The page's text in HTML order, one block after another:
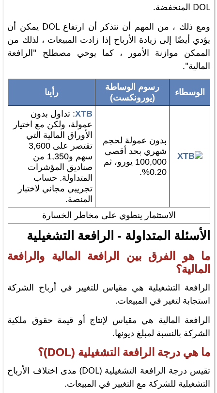
DOL المنخفضة.
ومع ذلك ، من المهم أن نتذكر أن ارتفاع DOL يمكن أن
يؤدي أيضًا إلى زيادة الأرباح إذا زادت المبيعات ، لذلك من
الممكن موازنة الأمور ، كما يوحي مصطلح "الرافعة
المالية".
الوسطاء
رسوم الوساطة
(يورونكست)
رأينا
بدون عمولة لحجم
شهري بحد أقصى
100,000 يورو، ثم
0.20%.
XTB: تداول بدون
عمولة، ولكن مع اختيار
الأوراق المالية التي
تقتصر على 3,600
سهم و1,350 من
صناديق المؤشرات
المتداولة. حساب
تجريبي مجاني لاختبار
المنصة.
الاستثمار ينطوي على مخاطر الخسارة
الأسئلة المتداولة - الرافعة التشغيلية
ما هو الفرق بين الرافعة المالية والرافعة
المالية؟
الرافعة التشغيلية هي مقياس للتغيير في أرباح الشركة
استجابة لتغير في المبيعات.
الرافعة المالية هي مقياس لإنتاج أو قيمة حقوق ملكية
الشركة بالنسبة لمبلغ ديونها.
ما هي درجة الرافعة التشغيلية (DOL)؟
تقيس درجة الرافعة التشغيلية (DOL) مدى اختلاف الأرباح
التشغيلية للشركة مع التغيير في المبيعات.